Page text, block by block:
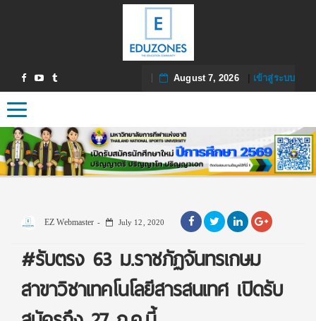
August 7, 2026| เข้าสู่ระบบ
Toggle navigation
EZ Webmaster July 12, 2020
#รับตรง 63 ม.ราชภัฏจันทรเกษม
สาขาวิชาเทคโนโลยีสารสนเทศ เปิดรับ